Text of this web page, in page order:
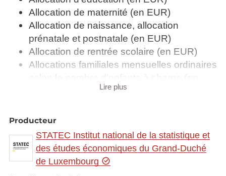
Allocation de maternité (en EUR)
Allocation de naissance, allocation
prénatale et postnatale (en EUR)
Allocation de rentrée scolaire (en EUR)
Allocations familiales mensuelles ordinaires
selon le nombre d'enfants à charge (en
EUR)
Boni pour enfant (en EUR)
Bénéficiaires d'allocations de naissance
Enfants bénéficiaires d'allocations
familiales mensuelles selon le rang d'âge
Lire plus
Producteur
STATEC Institut national de la statistique et
des études économiques du Grand-Duché
de Luxembourg